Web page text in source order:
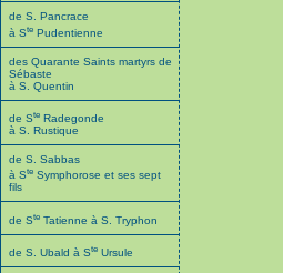
de S. Pancrace
à Ste Pudentienne
des Quarante Saints martyrs de
Sébaste
à S. Quentin
de Ste Radegonde
à S. Rustique
de S. Sabbas
à Ste Symphorose et ses sept
fils
de Ste Tatienne à S. Tryphon
de S. Ubald à Ste Ursule